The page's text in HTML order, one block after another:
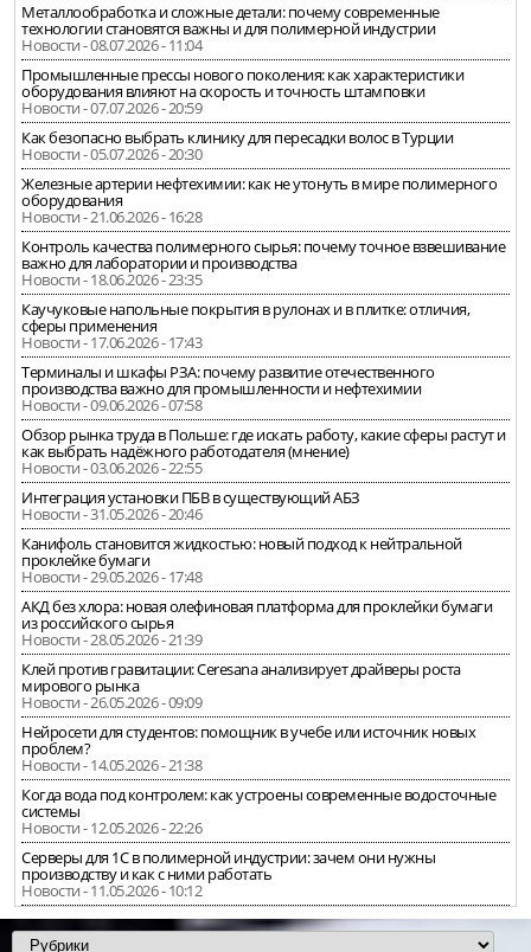
Металлообработка и сложные детали: почему современные
технологии становятся важны и для полимерной индустрии
Новости - 08.07.2026 - 11:04
Промышленные прессы нового поколения: как характеристики
оборудования влияют на скорость и точность штамповки
Новости - 07.07.2026 - 20:59
Как безопасно выбрать клинику для пересадки волос в Турции
Новости - 05.07.2026 - 20:30
Железные артерии нефтехимии: как не утонуть в мире полимерного
оборудования
Новости - 21.06.2026 - 16:28
Контроль качества полимерного сырья: почему точное взвешивание
важно для лаборатории и производства
Новости - 18.06.2026 - 23:35
Каучуковые напольные покрытия в рулонах и в плитке: отличия,
сферы применения
Новости - 17.06.2026 - 17:43
Терминалы и шкафы РЗА: почему развитие отечественного
производства важно для промышленности и нефтехимии
Новости - 09.06.2026 - 07:58
Обзор рынка труда в Польше: где искать работу, какие сферы растут и
как выбрать надёжного работодателя (мнение)
Новости - 03.06.2026 - 22:55
Интеграция установки ПБВ в существующий АБЗ
Новости - 31.05.2026 - 20:46
Канифоль становится жидкостью: новый подход к нейтральной
проклейке бумаги
Новости - 29.05.2026 - 17:48
АКД без хлора: новая олефиновая платформа для проклейки бумаги
из российского сырья
Новости - 28.05.2026 - 21:39
Клей против гравитации: Ceresana анализирует драйверы роста
мирового рынка
Новости - 26.05.2026 - 09:09
Нейросети для студентов: помощник в учебе или источник новых
проблем?
Новости - 14.05.2026 - 21:38
Когда вода под контролем: как устроены современные водосточные
системы
Новости - 12.05.2026 - 22:26
Серверы для 1С в полимерной индустрии: зачем они нужны
производству и как с ними работать
Новости - 11.05.2026 - 10:12